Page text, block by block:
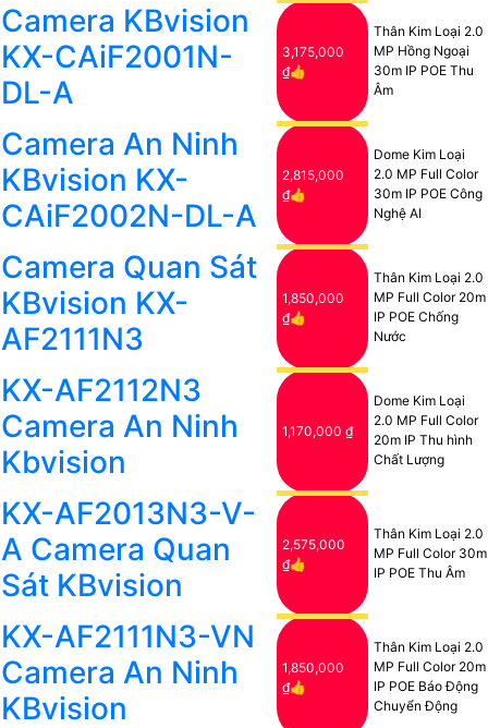
Camera KBvision
KX-CAiF2001N-
DL-A
3,175,000
₫👍
Thân Kim Loại 2.0
MP Hồng Ngoại
30m IP POE Thu
Âm
Camera An Ninh
KBvision KX-
CAiF2002N-DL-A
2,815,000
₫👍
Dome Kim Loại
2.0 MP Full Color
30m IP POE Công
Nghệ AI
Camera Quan Sát
KBvision KX-
AF2111N3
1,850,000
₫👍
Thân Kim Loại 2.0
MP Full Color 20m
IP POE Chống
Nước
KX-AF2112N3
Camera An Ninh
Kbvision
1,170,000 ₫
Dome Kim Loại
2.0 MP Full Color
20m IP Thu hình
Chất Lượng
KX-AF2013N3-V-
A Camera Quan
Sát KBvision
2,575,000
₫👍
Thân Kim Loại 2.0
MP Full Color 30m
IP POE Thu Âm
KX-AF2111N3-VN
Camera An Ninh
KBvision
1,850,000
₫👍
Thân Kim Loại 2.0
MP Full Color 20m
IP POE Báo Động
Chuyển Động